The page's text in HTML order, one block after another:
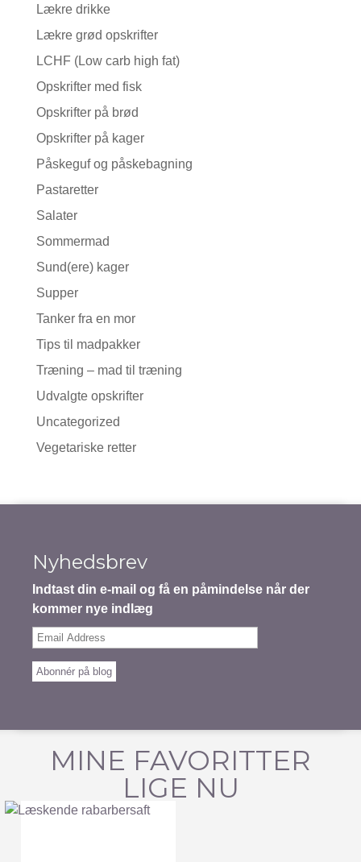
Lækre drikke
Lækre grød opskrifter
LCHF (Low carb high fat)
Opskrifter med fisk
Opskrifter på brød
Opskrifter på kager
Påskeguf og påskebagning
Pastaretter
Salater
Sommermad
Sund(ere) kager
Supper
Tanker fra en mor
Tips til madpakker
Træning – mad til træning
Udvalgte opskrifter
Uncategorized
Vegetariske retter
Nyhedsbrev
Indtast din e-mail og få en påmindelse når der
kommer nye indlæg
Email
Abonnér på blog
MINE FAVORITTER
LIGE NU